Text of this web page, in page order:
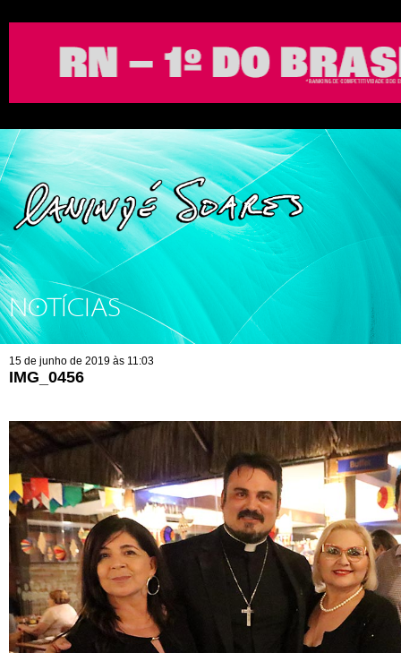
NOTÍCIAS
15 de junho de 2019 às 11:03
IMG_0456